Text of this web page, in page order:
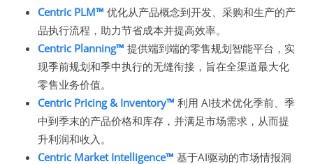
Centric PLM™ 优化从产品概念到开发、采购和生产的产
品执行流程，助力节省成本并提高效率。
Centric Planning™ 提供端到端的零售规划智能平台，实
现季前规划和季中执行的无缝衔接，旨在全渠道最大化
零售业务价值。
Centric Pricing & Inventory™ 利用 AI技术优化季前、季
中到季末的产品价格和库存，并满足市场需求，从而提
升利润和收入。
Centric Market Intelligence™ 基于AI驱动的市场情报洞